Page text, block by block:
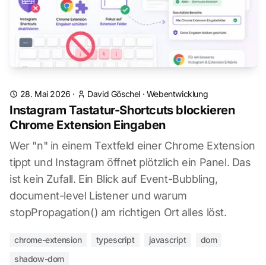
28. Mai 2026 · David Göschel · Webentwicklung
Instagram Tastatur-Shortcuts blockieren
Chrome Extension Eingaben
Wer "n" in einem Textfeld einer Chrome Extension
tippt und Instagram öffnet plötzlich ein Panel. Das
ist kein Zufall. Ein Blick auf Event-Bubbling,
document-level Listener und warum
stopPropagation() am richtigen Ort alles löst.
chrome-extension typescript javascript
dom
shadow-dom